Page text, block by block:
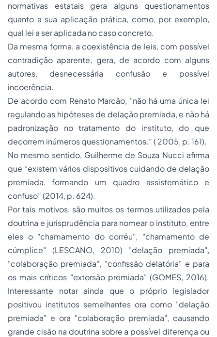
normativas estatais gera alguns questionamentos
quanto a sua aplicação prática, como, por exemplo,
qual lei a ser aplicada no caso concreto.
Da mesma forma, a coexistência de leis, com possível
contradição aparente, gera, de acordo com alguns
autores, desnecessária confusão e possível
incoerência.
De acordo com Renato Marcão, "não há uma única lei
regulando as hipóteses de delação premiada, e não há
padronização no tratamento do instituto, do que
decorrem inúmeros questionamentos.” ( 2005, p. 161).
No mesmo sentido, Guilherme de Souza Nucci afirma
que “existem vários dispositivos cuidando de delação
premiada, formando um quadro assistemático e
confuso” (2014, p. 624).
Por tais motivos, são muitos os termos utilizados pela
doutrina e jurisprudência para nomear o instituto, entre
eles o "chamamento do corréu", "chamamento de
cúmplice" (LESCANO, 2010) "delação premiada",
"colaboração premiada", "confissão delatória" e para
os mais críticos "extorsão premiada" (GOMES, 2016).
Interessante notar ainda que o próprio legislador
positivou institutos semelhantes ora como "delação
premiada" e ora "colaboração premiada", causando
grande cisão na doutrina sobre a possível diferença ou